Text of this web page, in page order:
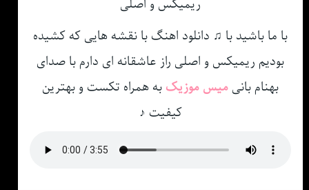
با ما باشید با ♫ دانلود اهنگ با نقشه هایی که کشیده
بودیم ریمیکس و اصلی راز عاشقانه ای دارم با صدای
بهنام بانی میس موزیک به همراه تکست و بهترین
کیفیت ♪